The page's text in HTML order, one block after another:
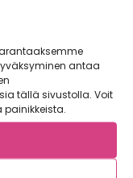
antaa
tällä sivustolla. Voit
Lomapäivät
ja